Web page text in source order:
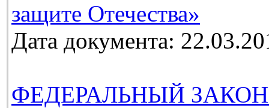
защите Отечества»
Дата документа:
ФЕДЕРАЛЬНЫЙ